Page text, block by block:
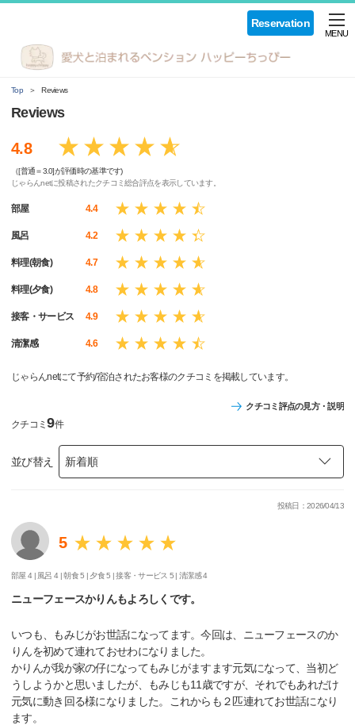
Reservation
MENU
Top Reviews
Reviews
4.8
（[普通＝3.0]が評価時の基準です)
じゃらんnetに投稿されたクチコミ総合評点を表示しています。
部屋 4.4
風呂 4.2
料理(朝食) 4.7
料理(夕食) 4.8
接客・サービス 4.9
清潔感 4.6
じゃらんnetにて予約/宿泊されたお客様のクチコミを掲載しています。
クチコミ評点の見方・説明
クチコミ9件
並び替え
投稿日：2026/04/13
5
部屋 4 | 風呂 4 |朝食 5 | 夕食 5 |接客・サービス 5 |清潔感 4
ニューフェースかりんもよろしくです。
いつも、もみじがお世話になってます。今回は、ニューフェースのか
りんを初めて連れておせわになりました。
かりんが我が家の仔になってもみじがますます元気になって、当初ど
うしようかと思いましたが、もみじも11歳ですが、それでもあれだけ
元気に動き回る様になりました。これからも２匹連れてお世話になり
ます。